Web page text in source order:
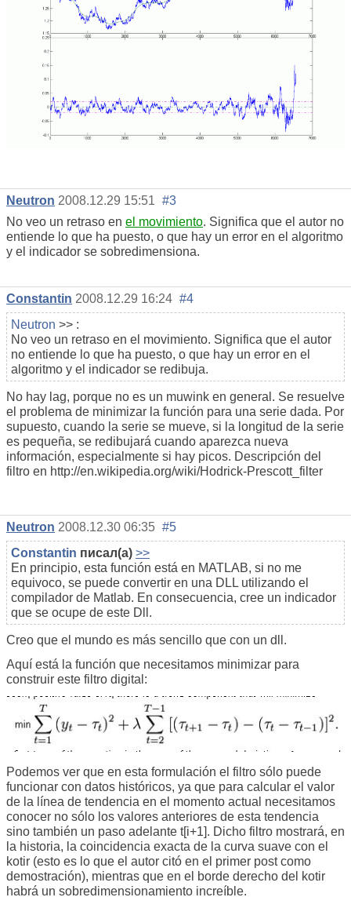
Neutron 2008.12.29 15:51 #3
No veo un retraso en el movimiento. Significa que el autor no
entiende lo que ha puesto, o que hay un error en el algoritmo
y el indicador se sobredimensiona.
Constantin 2008.12.29 16:24 #4
Neutron >> :
No veo un retraso en el movimiento. Significa que el autor
no entiende lo que ha puesto, o que hay un error en el
algoritmo y el indicador se redibuja.
No hay lag, porque no es un muwink en general. Se resuelve
el problema de minimizar la función para una serie dada. Por
supuesto, cuando la serie se mueve, si la longitud de la serie
es pequeña, se redibujará cuando aparezca nueva
información, especialmente si hay picos. Descripción del
filtro en http://en.wikipedia.org/wiki/Hodrick-Prescott_filter
Neutron 2008.12.30 06:35 #5
Constantin писал(а) >>
En principio, esta función está en MATLAB, si no me
equivoco, se puede convertir en una DLL utilizando el
compilador de Matlab. En consecuencia, cree un indicador
que se ocupe de este Dll.
Creo que el mundo es más sencillo que con un dll.
Aquí está la función que necesitamos minimizar para
construir este filtro digital:
Podemos ver que en esta formulación el filtro sólo puede
funcionar con datos históricos, ya que para calcular el valor
de la línea de tendencia en el momento actual necesitamos
conocer no sólo los valores anteriores de esta tendencia
sino también un paso adelante t[i+1]. Dicho filtro mostrará, en
la historia, la coincidencia exacta de la curva suave con el
kotir (esto es lo que el autor citó en el primer post como
demostración), mientras que en el borde derecho del kotir
habrá un sobredimensionamiento increíble.